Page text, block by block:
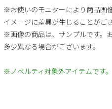
※お使いのモニターにより商品画
イメージに差異が生じることがご
※画像の商品は、サンプルです。
多少異なる場合がございます。
※ノベルティ対象外アイテムです。